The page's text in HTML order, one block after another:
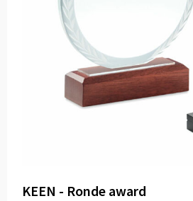
KEEN - Ronde award